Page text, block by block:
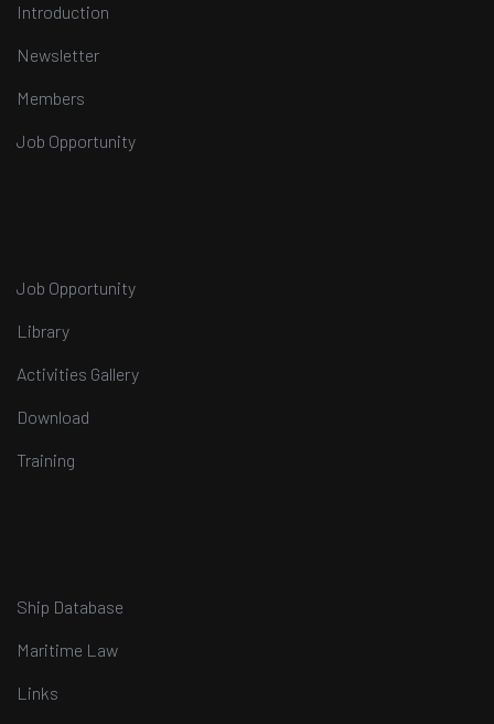
Introduction
Newsletter
Members
Job Opportunity
Job Opportunity
Library
Activities Gallery
Download
Training
Ship Database
Maritime Law
Links